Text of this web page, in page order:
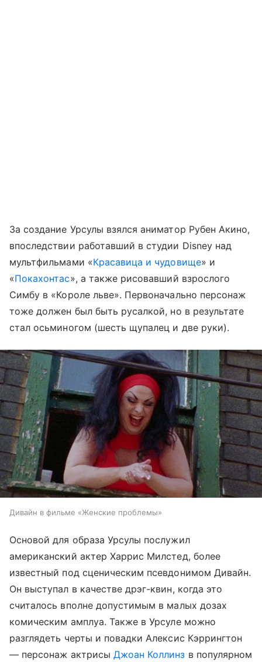
За создание Урсулы взялся аниматор Рубен Акино,
впоследствии работавший в студии Disney над
мультфильмами «Красавица и чудовище» и
«Покахонтас», а также рисовавший взрослого
Симбу в «Короле льве». Первоначально персонаж
тоже должен был быть русалкой, но в результате
стал осьминогом (шесть щупалец и две руки).
Дивайн в фильме «Женские проблемы»
Основой для образа Урсулы послужил
американский актер Харрис Милстед, более
известный под сценическим псевдонимом Дивайн.
Он выступал в качестве дрэг-квин, когда это
считалось вполне допустимым в малых дозах
комическим амплуа. Также в Урсуле можно
разглядеть черты и повадки Алексис Кэррингтон
— персонаж актрисы Джоан Коллинз в популярном